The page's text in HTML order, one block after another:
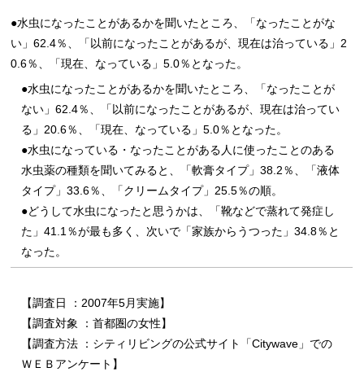
●水虫になったことがあるかを聞いたところ、「なったことがな
い」62.4％、「以前になったことがあるが、現在は治っている」2
0.6％、「現在、なっている」5.0％となった。
●水虫になったことがあるかを聞いたところ、「なったことが
ない」62.4％、「以前になったことがあるが、現在は治ってい
る」20.6％、「現在、なっている」5.0％となった。
●水虫になっている・なったことがある人に使ったことのある
水虫薬の種類を聞いてみると、「軟膏タイプ」38.2％、「液体
タイプ」33.6％、「クリームタイプ」25.5％の順。
●どうして水虫になったと思うかは、「靴などで蒸れて発症し
た」41.1％が最も多く、次いで「家族からうつった」34.8％と
なった。
【調査日 ：2007年5月実施】
【調査対象 ：首都圏の女性】
【調査方法 ：シティリビングの公式サイト「Citywave」での
ＷＥＢアンケート】